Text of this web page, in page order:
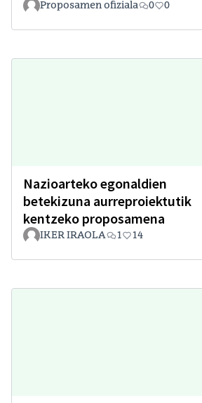
Proposamen ofiziala 0 0
Nazioarteko egonaldien
betekizuna aurreproiektutik
kentzeko proposamena
IKER IRAOLA 1 14